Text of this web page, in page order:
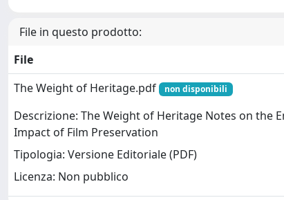
File in questo prodotto:
File
The Weight of Heritage.pdf
non disponibili
Descrizione: The Weight of Heritage Notes on the
Impact of Film Preservation
Tipologia: Versione Editoriale (PDF)
Licenza: Non pubblico